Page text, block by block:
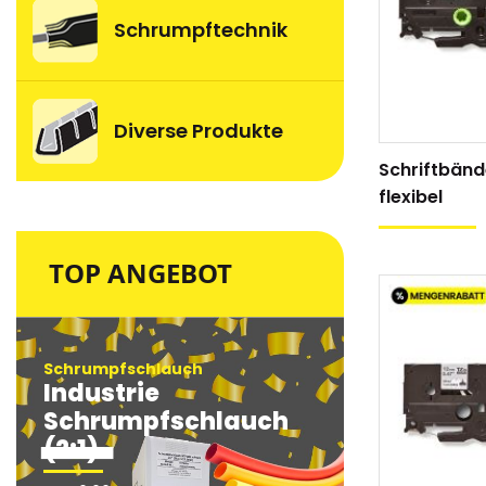
TOP ANGEBOT
Schrumpfschlauch
Industrie
Schrumpfschlauch
(2:1)
(2:1)
Schrumpftechnik
Diverse Produkte
flexibel